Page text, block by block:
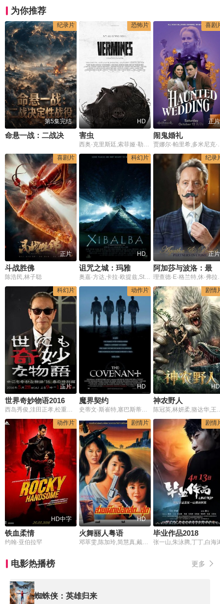
为你推荐
纪录片
第5集完结
恐怖片
HD
害虫
西奥·克里斯廷,索菲娅·勒萨弗尔,杰罗姆·尼尔,丽莎·尼亚科,费尼肯·欧菲尔德,Marie-Philomène,Nga,马哈玛德·桑伽勒,阿卜杜拉·蒙迪,Ike,Zacsongo,埃马纽埃尔·博纳米,Xing,Cheng,Samir,Nait,Malik,Amraoui,Lehcem,Mahidi,Nasser,Mehal,Abdelkader,Bounoir,Karim,Daoues,Christine,Kay,斯蒂芬·马拉瑟内,Aicha,Ameddah
喜剧
正片
闹鬼婚礼
贾娜尔·帕里希,多米尼克·谢尔伍德,卡桑德拉·波滕扎,劳伦·
喜剧片
正片
斗战胜佛
陈浩民,林子聪
科幻片
HD
诅咒之城：玛雅
奥嘉·方达,卡拉·欧提兹,Steve Wilcox,胡安·帕罗·卡斯塔尼达
纪录
正片
理查德·E·格兰特,休·弗拉瑟,佐
科幻片
正片
西岛秀俊,洼田正孝,松重丰,高桥一生,佐佐木希,浦井健治,福澤朗
动作片
HD
魔界契约
史蒂文·斯崔特,塞巴斯蒂安·斯坦,托比·海明威,劳拉·莱姆希,泰勒·克奇,切斯·克劳福,杰西卡·卢卡斯
剧情
HD
神农野人
陈冠英,林妍柔,骆达华,王千友,
动作片
HD中字
铁血柔情
约翰·亚伯拉罕
剧情片
HD
火舞丽人粤语
邓萃雯,陈加玲,简慧真,戴志卫,成奎安,卢惠光,曹查理
剧情
毕业作品2018
张一山,朱泳腾,丁丁,白海
电影热播榜 更多
蜘蛛侠：英雄归来